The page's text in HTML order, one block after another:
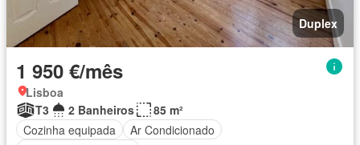
Duplex
1 950 €/mês
Lisboa
T3
2 Banheiros
85 m²
Cozinha equipada
Ar Condicionado